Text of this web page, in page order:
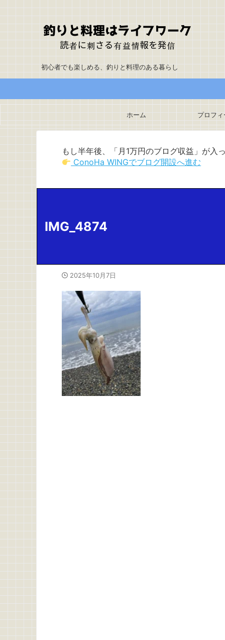
初心者でも楽しめる、釣りと料理のある暮らし
ホーム プロフィ
もし半年後、「月1万円のブログ収益」が入
ConoHa WINGでブログ開設へ進む
IMG_4874
2025年10月7日